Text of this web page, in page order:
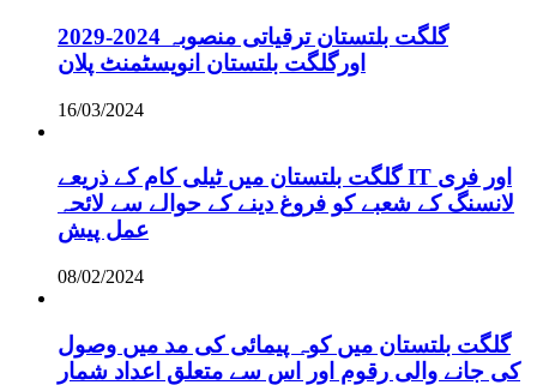
گلگت بلتستان ترقیاتی منصوبہ 2024-2029
اورگلگت بلتستان انویسٹمنٹ پلان
16/03/2024
گلگت بلتستان میں ٹیلی کام کے ذریعے IT اور فری
لانسنگ کے شعبے کو فروغ دینے کے حوالے سے لائحہ
عمل پیش
08/02/2024
گلگت بلتستان میں کوہ پیمائی کی مد میں وصول
کی جانے والی رقوم اور اس سے متعلق اعداد شمار